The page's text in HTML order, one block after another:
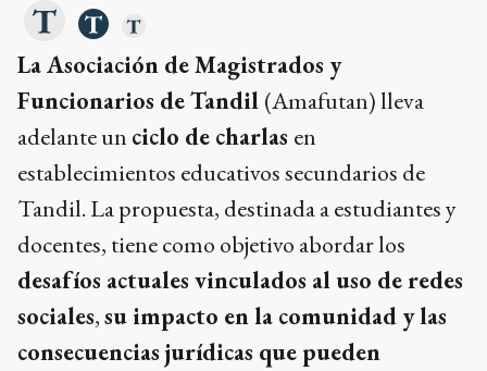
La Asociación de Magistrados y
Funcionarios de Tandil (Amafutan) lleva
adelante un ciclo de charlas en
establecimientos educativos secundarios de
Tandil. La propuesta, destinada a estudiantes y
docentes, tiene como objetivo abordar los
desafíos actuales vinculados al uso de redes
sociales,su impacto en la comunidad y las
consecuencias jurídicas que pueden